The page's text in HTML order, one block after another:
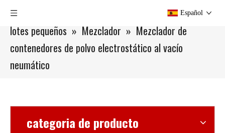
Español
Usted está aquí:
Equipos de
lotes pequeños » Mezclador » Mezclador de
contenedores de polvo electrostático al vacío
neumático
categoria de producto